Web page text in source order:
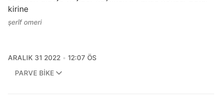
şerîf omeri
ARALIK 31 2022
12:07 ÖS
PARVE BIKE